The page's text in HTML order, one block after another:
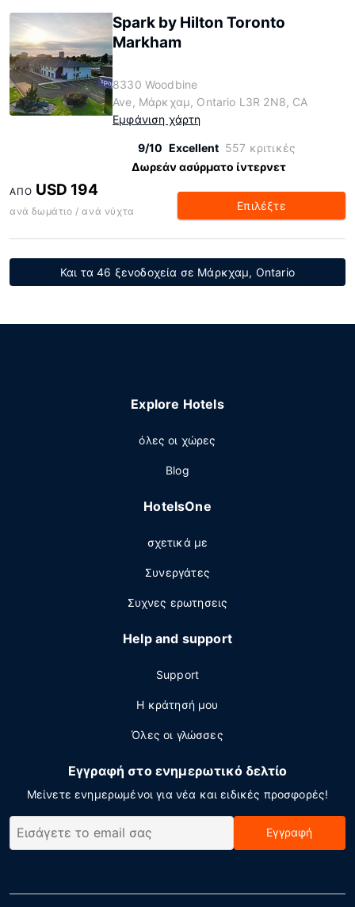
Spark by Hilton Toronto
Markham
8330 Woodbine
Ave, Μάρκχαμ, Ontario L3R 2N8, CA
Εμφάνιση χάρτη
9/10 Excellent 557 κριτικές
Δωρεάν ασύρματο ίντερνετ
ΑΠΌ USD 194
ανά δωμάτιο / ανά νύχτα Επιλέξτε
Και τα 46 ξενοδοχεία σε Μάρκχαμ, Ontario
Explore Hotels
όλες οι χώρες
Blog
HotelsOne
σχετικά με
Συνεργάτες
Συχνες ερωτησεις
Help and support
Support
Η κράτησή μου
Όλες οι γλώσσες
Εγγραφή στο ενημερωτικό δελτίο
Μείνετε ενημερωμένοι για νέα και ειδικές προσφορές!
Εγγραφή